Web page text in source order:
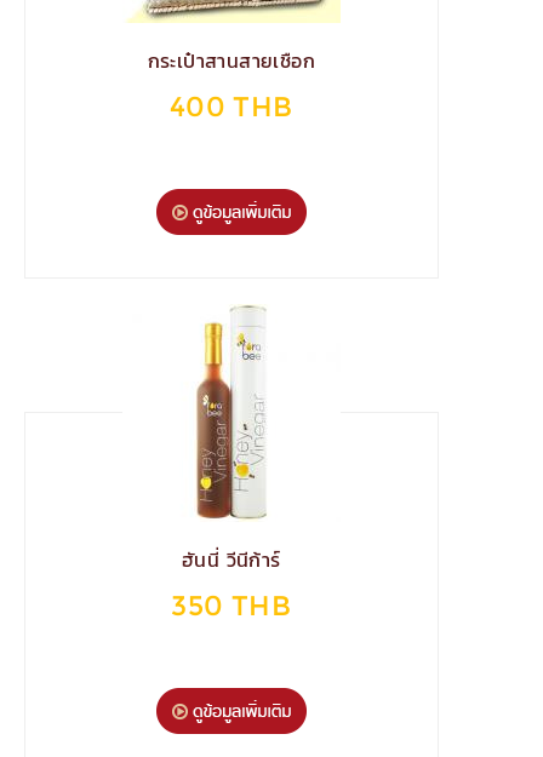
กระเป๋าสานสายเชือก
400 THB
ฮันนี่ วีนีก้าร์
350 THB